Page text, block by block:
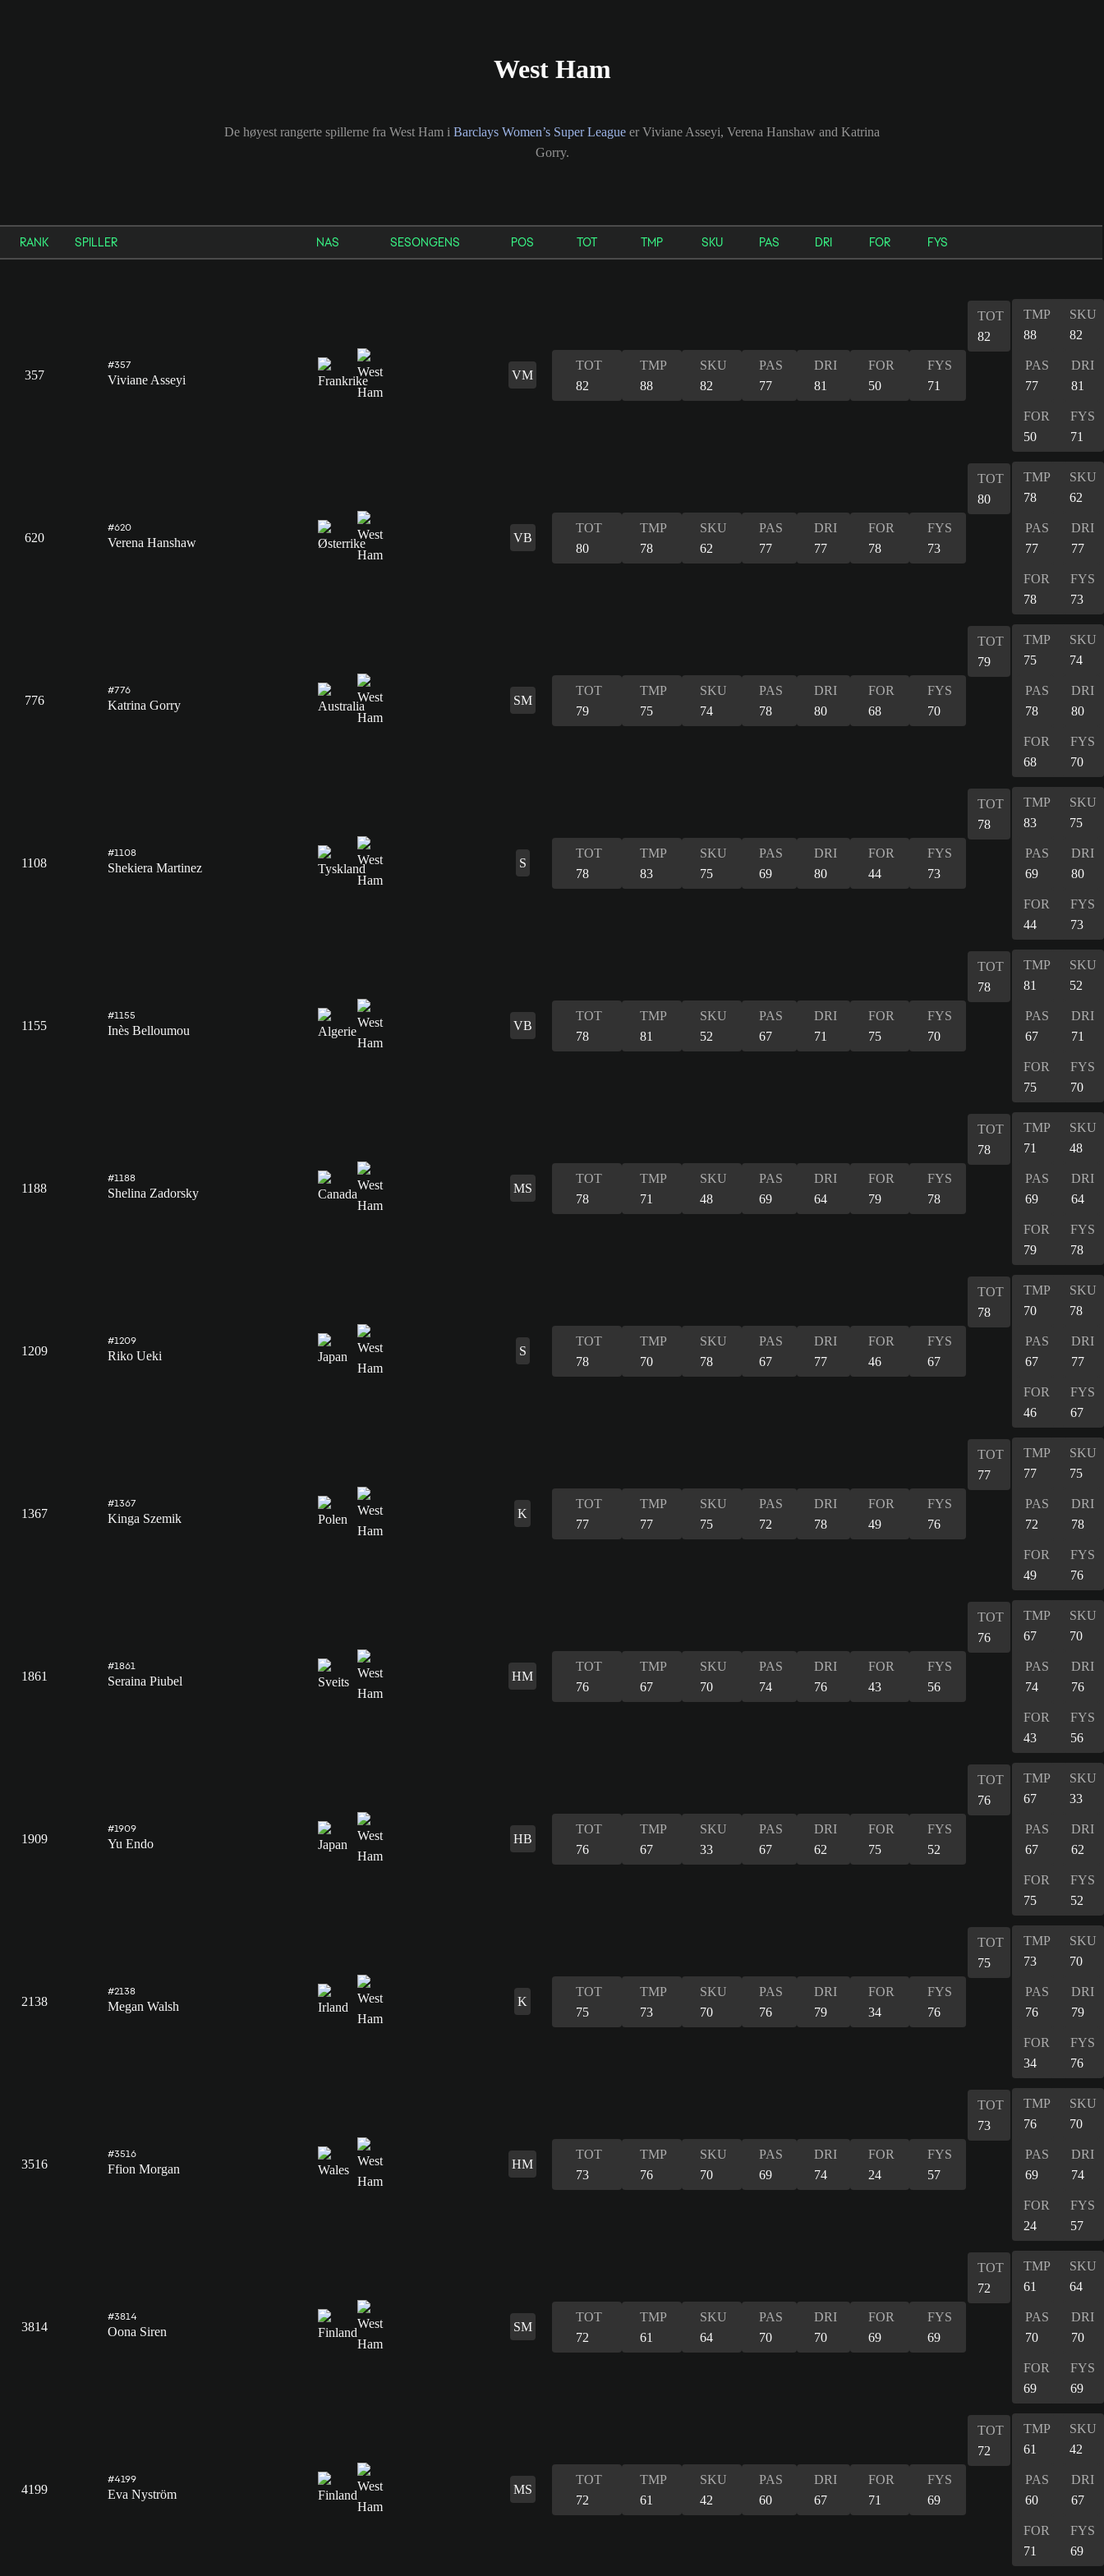
West Ham
De høyest rangerte spillerne fra West Ham i Barclays Women’s Super League er Viviane Asseyi, Verena Hanshaw and Katrina
Gorry.
RANK SPILLER NAS SESONGENS POS TOT TMP SKU PAS DRI FOR FYS
357
#357
Viviane Asseyi VM
TOT
82
TMP
88
SKU
82
PAS
77
DRI
81
FOR
50
FYS
71
TOT
82
TMP
88
SKU
82
PAS
77
DRI
81
FOR
50
FYS
71
620
#620
Verena Hanshaw VB
TOT
80
TMP
78
SKU
62
PAS
77
DRI
77
FOR
78
FYS
73
TOT
80
TMP
78
SKU
62
PAS
77
DRI
77
FOR
78
FYS
73
776
#776
Katrina Gorry SM
TOT
79
TMP
75
SKU
74
PAS
78
DRI
80
FOR
68
FYS
70
TOT
79
TMP
75
SKU
74
PAS
78
DRI
80
FOR
68
FYS
70
1108
#1108
Shekiera Martinez S
TOT
78
TMP
83
SKU
75
PAS
69
DRI
80
FOR
44
FYS
73
TOT
78
TMP
83
SKU
75
PAS
69
DRI
80
FOR
44
FYS
73
1155
#1155
Inès Belloumou VB
TOT
78
TMP
81
SKU
52
PAS
67
DRI
71
FOR
75
FYS
70
TOT
78
TMP
81
SKU
52
PAS
67
DRI
71
FOR
75
FYS
70
1188
#1188
Shelina Zadorsky MS
TOT
78
TMP
71
SKU
48
PAS
69
DRI
64
FOR
79
FYS
78
TOT
78
TMP
71
SKU
48
PAS
69
DRI
64
FOR
79
FYS
78
1209
#1209
Riko Ueki S
TOT
78
TMP
70
SKU
78
PAS
67
DRI
77
FOR
46
FYS
67
TOT
78
TMP
70
SKU
78
PAS
67
DRI
77
FOR
46
FYS
67
1367
#1367
Kinga Szemik K
TOT
77
TMP
77
SKU
75
PAS
72
DRI
78
FOR
49
FYS
76
TOT
77
TMP
77
SKU
75
PAS
72
DRI
78
FOR
49
FYS
76
1861
#1861
Seraina Piubel HM
TOT
76
TMP
67
SKU
70
PAS
74
DRI
76
FOR
43
FYS
56
TOT
76
TMP
67
SKU
70
PAS
74
DRI
76
FOR
43
FYS
56
1909
#1909
Yu Endo HB
TOT
76
TMP
67
SKU
33
PAS
67
DRI
62
FOR
75
FYS
52
TOT
76
TMP
67
SKU
33
PAS
67
DRI
62
FOR
75
FYS
52
2138
#2138
Megan Walsh K
TOT
75
TMP
73
SKU
70
PAS
76
DRI
79
FOR
34
FYS
76
TOT
75
TMP
73
SKU
70
PAS
76
DRI
79
FOR
34
FYS
76
3516
#3516
Ffion Morgan HM
TOT
73
TMP
76
SKU
70
PAS
69
DRI
74
FOR
24
FYS
57
TOT
73
TMP
76
SKU
70
PAS
69
DRI
74
FOR
24
FYS
57
3814
#3814
Oona Siren SM
TOT
72
TMP
61
SKU
64
PAS
70
DRI
70
FOR
69
FYS
69
TOT
72
TMP
61
SKU
64
PAS
70
DRI
70
FOR
69
FYS
69
4199
#4199
Eva Nyström MS
TOT
72
TMP
61
SKU
42
PAS
60
DRI
67
FOR
71
FYS
69
TOT
72
TMP
61
SKU
42
PAS
60
DRI
67
FOR
71
FYS
69